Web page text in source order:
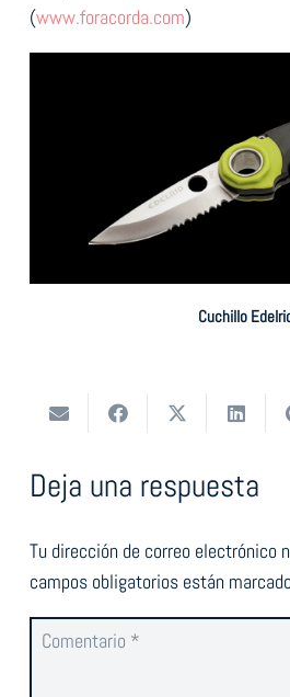
(www.foracorda.com)
Cuchillo
Deja una respuesta
Tu dirección de correo electrónico
campos obligatorios están